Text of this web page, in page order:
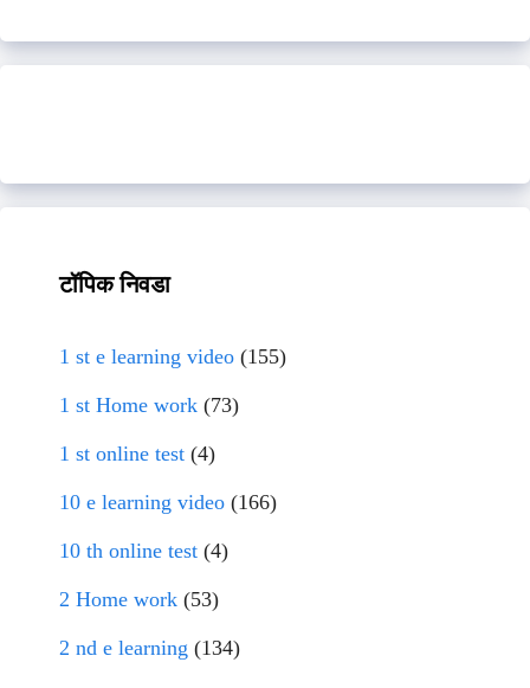
टॉपिक निवडा
1 st e learning video (155)
1 st Home work (73)
1 st online test (4)
10 e learning video (166)
10 th online test (4)
2 Home work (53)
2 nd e learning (134)